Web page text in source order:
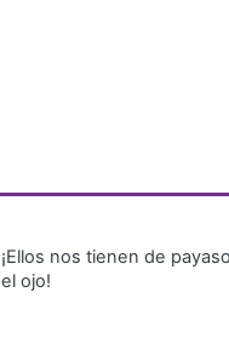
¡Ellos nos tienen de
el ojo!